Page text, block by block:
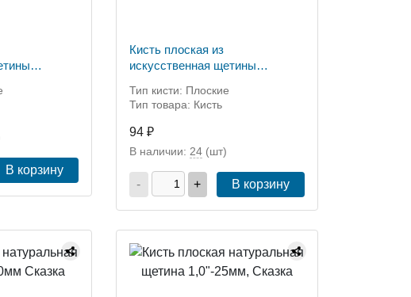
В корзину
Кисть плоская из
искусственная щетины
Тип кисти: Плоские
Тип товара: Кисть
94 ₽
В наличии: 24(шт)
- + В корзину